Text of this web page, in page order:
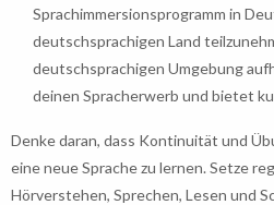
Sprachimmersionsprogramm in
deutschsprachigen Land
deutschsprachigen Umgebung
deinen Spracherwerb und bietet
Denke daran, dass Kontinuität und
eine neue Sprache zu lernen. Setze
Hörverstehen, Sprechen, Lesen und